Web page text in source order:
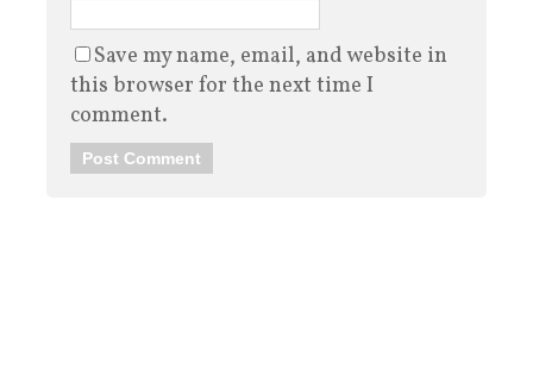
Save my name, email, and website in
this browser for the next time I
comment.